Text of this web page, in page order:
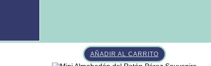
en
AÑADIR AL CARRITO